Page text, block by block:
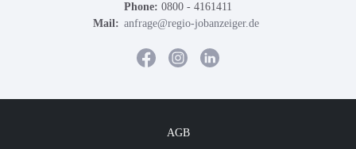
Phone: 0800 - 4161411
Mail: anfrage@regio-jobanzeiger.de
AGB